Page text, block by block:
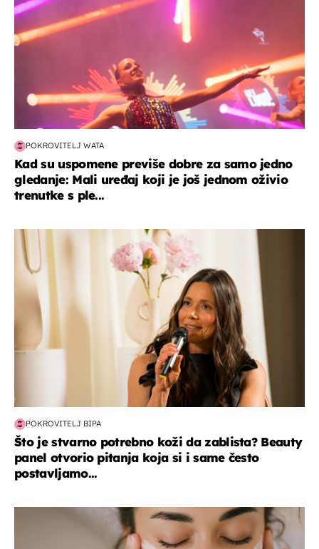
POKROVITELJ WATA
Kad su uspomene previše dobre za samo jedno
gledanje: Mali uređaj koji je još jednom oživio
trenutke s ple...
moda & ljepota
POKROVITELJ BIPA
Što je stvarno potrebno koži da zablista? Beauty
panel otvorio pitanja koja si i same često
postavljamo...
moda & ljepota